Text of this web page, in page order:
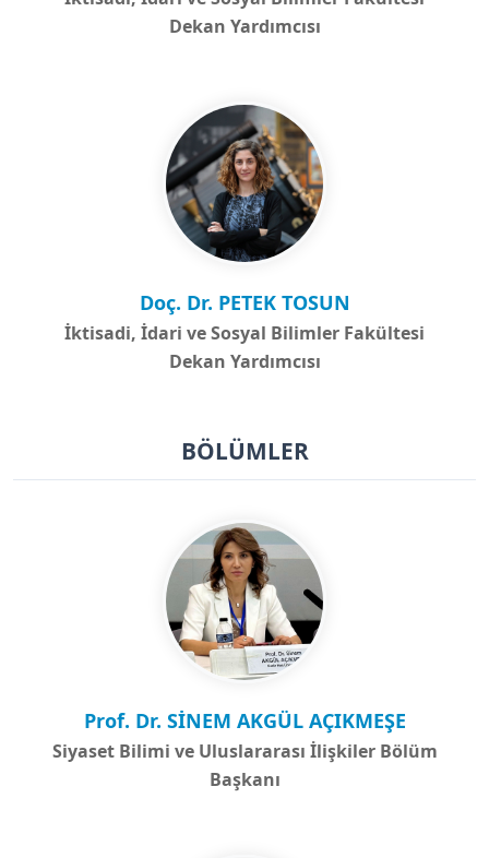
Dekan Yardımcısı
Doç. Dr. PETEK TOSUN
İktisadi, İdari ve Sosyal Bilimler Fakültesi
Dekan Yardımcısı
BÖLÜMLER
Prof. Dr. SİNEM AKGÜL AÇIKMEŞE
Siyaset Bilimi ve Uluslararası İlişkiler Bölüm
Başkanı